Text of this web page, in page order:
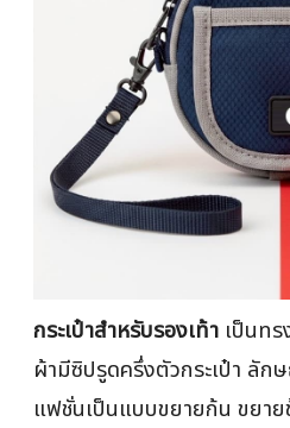
กระเป๋าสำหรับรองเท้า เป็นท
ผ้ามีซิปรูดครึ่งตัวกระเป๋า ลั
แฟชั่นเป็นแบบขยายก้น ขยาย